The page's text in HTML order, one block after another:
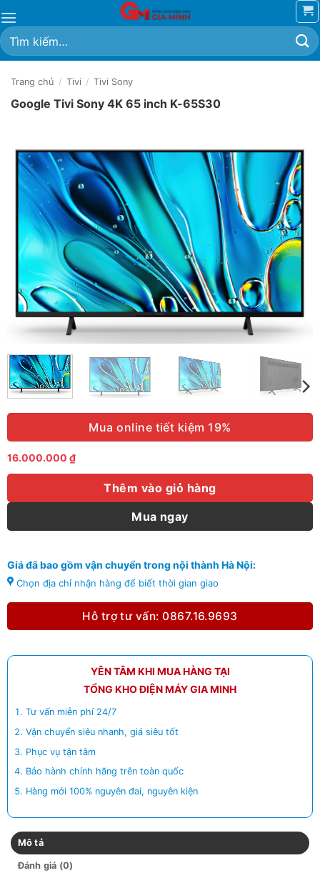
qua
nội
dung
Tìm
kiếm:
Trang chủ / Tivi / Tivi Sony
Google Tivi Sony 4K 65 inch K-65S30
Mua online tiết kiệm 19%
16.000.000 ₫
Thêm vào giỏ hàng
Mua ngay
Giá đã bao gồm vận chuyển trong nội thành Hà Nội:
Chọn địa chỉ nhận hàng để biết thời gian giao
Hỗ trợ tư vấn: 0867.16.9693
YÊN TÂM KHI MUA HÀNG TẠI
TỔNG KHO ĐIỆN MÁY GIA MINH
Tư vấn miễn phí 24/7
Vận chuyển siêu nhanh, giá siêu tốt
Phục vụ tận tâm
Bảo hành chính hãng trên toàn quốc
Hàng mới 100% nguyên đai, nguyên kiện
Mô tả
Đánh giá (0)